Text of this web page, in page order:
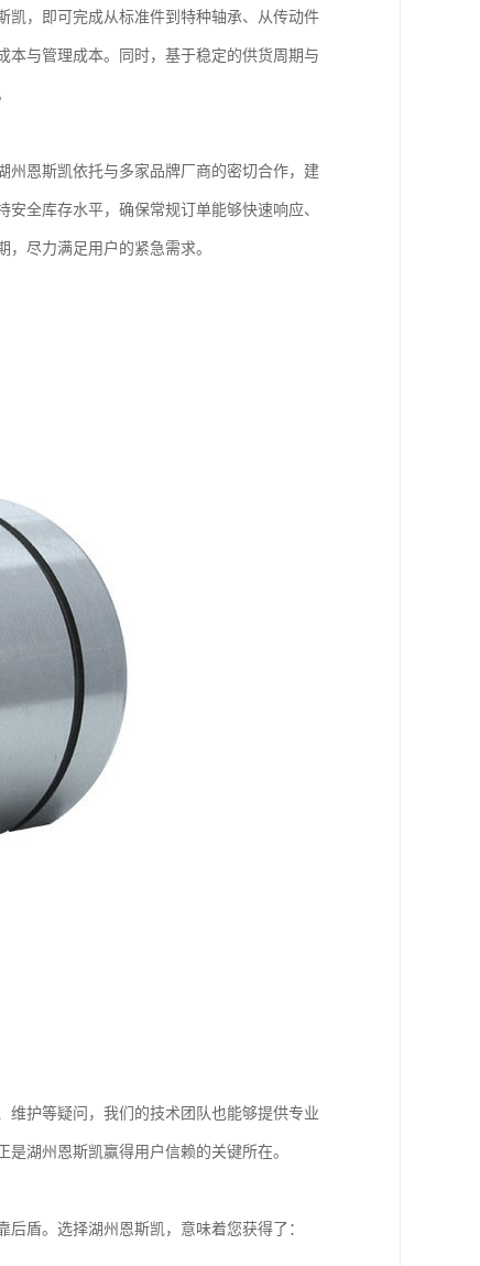
凯，即可完成从标准件到特种轴承、从传动件
本与管理成本。同时，基于稳定的供货周期与
州恩斯凯依托与多家品牌厂商的密切合作，建
全库存水平，确保常规订单能够快速响应、
尽力满足用户的紧急需求。
维护等疑问，我们的技术团队也能够提供专业
湖州恩斯凯赢得用户信赖的关键所在。
盾。选择湖州恩斯凯，意味着您获得了：